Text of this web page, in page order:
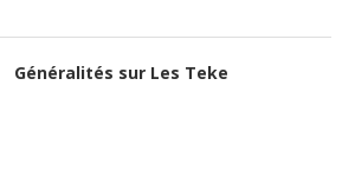
Généralités sur Les Teke